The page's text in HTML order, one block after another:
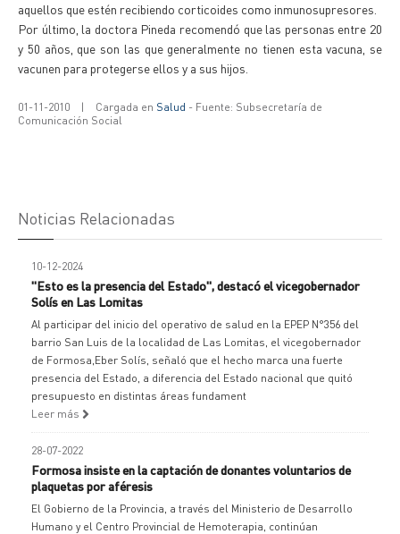
aquellos que estén recibiendo corticoides como inmunosupresores.
Por último, la doctora Pineda recomendó que las personas entre 20
y 50 años, que son las que generalmente no tienen esta vacuna, se
vacunen para protegerse ellos y a sus hijos.
01-11-2010 | Cargada en Salud - Fuente: Subsecretaría de
Comunicación Social
Noticias Relacionadas
10-12-2024
"Esto es la presencia del Estado", destacó el vicegobernador
Solís en Las Lomitas
Al participar del inicio del operativo de salud en la EPEP N°356 del
barrio San Luis de la localidad de Las Lomitas, el vicegobernador
de Formosa,Eber Solís, señaló que el hecho marca una fuerte
presencia del Estado, a diferencia del Estado nacional que quitó
presupuesto en distintas áreas fundament
Leer más
28-07-2022
Formosa insiste en la captación de donantes voluntarios de
plaquetas por aféresis
El Gobierno de la Provincia, a través del Ministerio de Desarrollo
Humano y el Centro Provincial de Hemoterapia, continúan